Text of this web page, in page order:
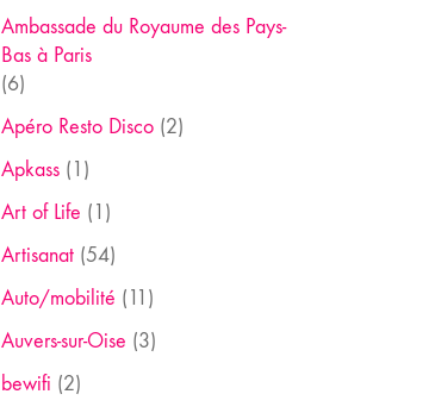
Ambassade du Royaume des Pays-
Bas à Paris
(6)
Apéro Resto Disco(2)
Apkass(1)
Art of Life (1)
Artisanat(54)
Auto/mobilité (11)
Auvers-sur-Oise (3)
bewifi (2)